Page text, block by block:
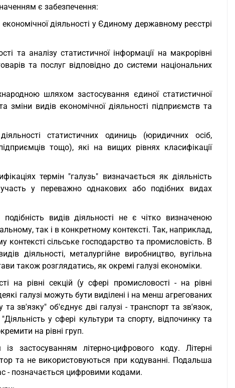
є забезпечення:
діяльності у Єдиному державному реєстрі
та аналізу статистичної інформації на макрорівні
та послуг відповідно до системи національних
шляхом застосування єдиної статистичної
зміни видів економічної діяльності підприємств та
статистичних одиниць (юридичних осіб,
тощо), які на вищих рівнях класифікації
термін "галузь" визначається як діяльність
у переважно однакових або подібних видах
видів діяльності не є чітко визначеною
так і в конкретному контексті. Так, наприклад,
сільське господарство та промисловість. В
діяльності, металургійне виробництво, вугільна
також розглядатись, як окремі галузі економіки.
на рівні секцій (у сфері промисловості - на рівні
галузі можуть бути виділені і на менш агрегованих
та зв'язку" об'єднує дві галузі - транспорт та зв'язок,
у сфері культури та спорту, відпочинку та
на рівні груп.
застосуванням літерно-цифрового коду. Літерні
та не використовуються при кодуванні. Подальша
- позначається цифровими кодами.